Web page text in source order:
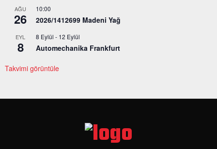
AĞU
26
10:00
2026/1412699 Madeni Yağ
EYL
8
8 Eylül - 12 Eylül
Automechanika Frankfurt
Takvimi görüntüle